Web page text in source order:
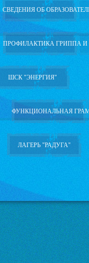
СВЕДЕНИЯ ОБ
ПРОФИЛАКТИКА ГРИППА И
ШСК "ЭНЕРГИЯ"
ФУНКЦИОНАЛЬНАЯ
ЛАГЕРЬ "РАДУГА"